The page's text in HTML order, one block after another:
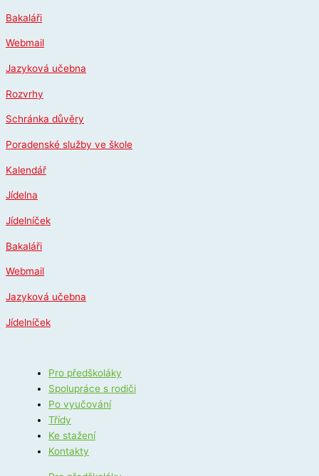
na
obsah
Bakaláři
Webmail
Jazyková učebna
Rozvrhy
Schránka důvěry
Poradenské služby ve škole
Kalendář
Jídelna
Jídelníček
Bakaláři
Webmail
Jazyková učebna
Jídelníček
Pro předškoláky
Spolupráce s rodiči
Po vyučování
Třídy
Ke stažení
Kontakty